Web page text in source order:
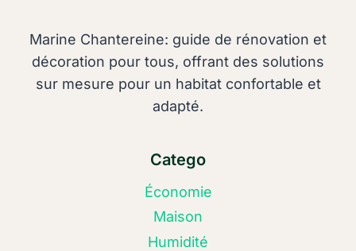
Marine Chantereine: guide de rénovation et
décoration pour tous, offrant des solutions
sur mesure pour un habitat confortable et
adapté.
Catego
Économie
Maison
Humidité